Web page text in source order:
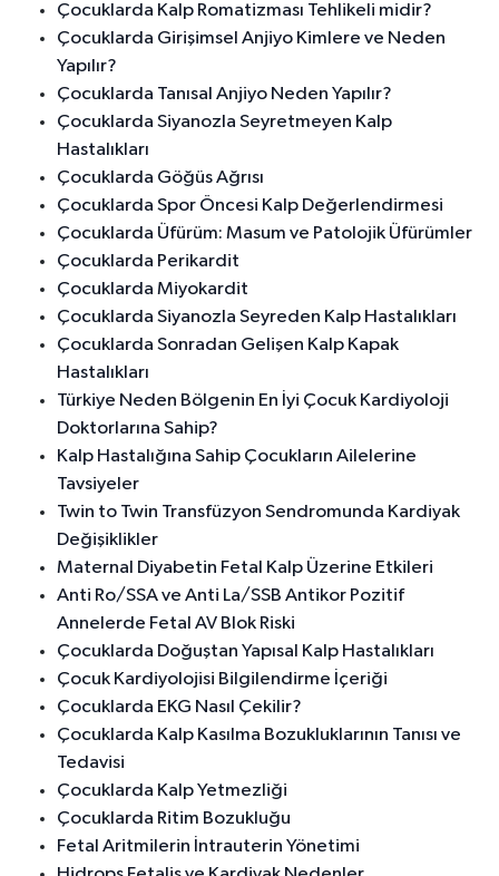
Çocuklarda Kalp Romatizması Tehlikeli midir?
Çocuklarda Girişimsel Anjiyo Kimlere ve Neden
Yapılır?
Çocuklarda Tanısal Anjiyo Neden Yapılır?
Çocuklarda Siyanozla Seyretmeyen Kalp
Hastalıkları
Çocuklarda Göğüs Ağrısı
Çocuklarda Spor Öncesi Kalp Değerlendirmesi
Çocuklarda Üfürüm: Masum ve Patolojik Üfürümler
Çocuklarda Perikardit
Çocuklarda Miyokardit
Çocuklarda Siyanozla Seyreden Kalp Hastalıkları
Çocuklarda Sonradan Gelişen Kalp Kapak
Hastalıkları
Türkiye Neden Bölgenin En İyi Çocuk Kardiyoloji
Doktorlarına Sahip?
Kalp Hastalığına Sahip Çocukların Ailelerine
Tavsiyeler
Twin to Twin Transfüzyon Sendromunda Kardiyak
Değişiklikler
Maternal Diyabetin Fetal Kalp Üzerine Etkileri
Anti Ro/SSA ve Anti La/SSB Antikor Pozitif
Annelerde Fetal AV Blok Riski
Çocuklarda Doğuştan Yapısal Kalp Hastalıkları
Çocuk Kardiyolojisi Bilgilendirme İçeriği
Çocuklarda EKG Nasıl Çekilir?
Çocuklarda Kalp Kasılma Bozukluklarının Tanısı ve
Tedavisi
Çocuklarda Kalp Yetmezliği
Çocuklarda Ritim Bozukluğu
Fetal Aritmilerin İntrauterin Yönetimi